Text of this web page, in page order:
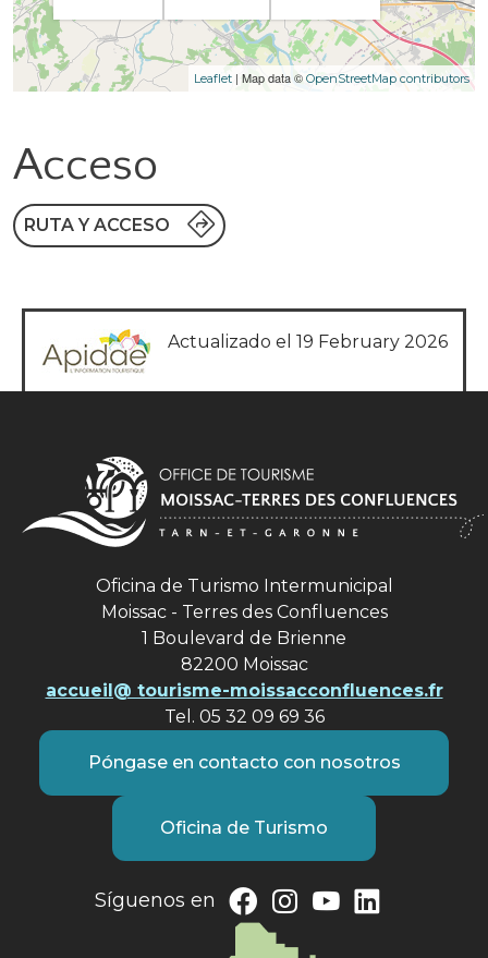
Leaflet | Map data © OpenStreetMap contributors
Acceso
RUTA Y ACCESO
Actualizado el 19 February 2026
Oficina de Turismo Intermunicipal
Moissac - Terres des Confluences
1 Boulevard de Brienne
82200 Moissac
accueil@ tourisme-moissacconfluences.fr
Tel. 05 32 09 69 36
Póngase en contacto con nosotros
Oficina de Turismo
Síguenos en